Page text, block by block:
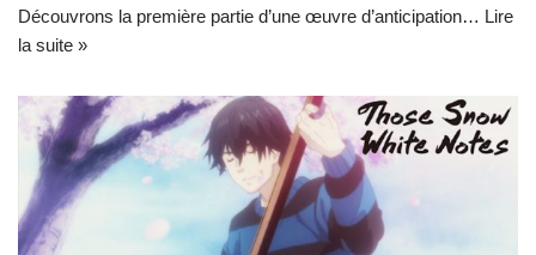
Découvrons la première partie d’une œuvre d’anticipation… Lire
la suite »